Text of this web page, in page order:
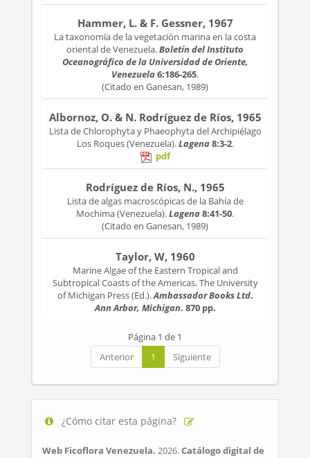
Hammer, L. & F. Gessner, 1967
La taxonomía de la vegetación marina en la costa
oriental de Venezuela.Boletín del Instituto
Oceanográfico de la Universidad de Oriente,
Venezuela6:186-265.
(Citado en Ganesan, 1989)
Albornoz, O. & N. Rodríguez de Ríos, 1965
Lista de Chlorophyta y Phaeophyta del Archipiélago
Los Roques (Venezuela).Lagena8:3-2.
pdf
Rodríguez de Ríos, N., 1965
Lista de algas macroscópicas de la Bahía de
Mochima (Venezuela).Lagena8:41-50.
(Citado en Ganesan, 1989)
Taylor, W, 1960
Marine Algae of the Eastern Tropical and
Subtropical Coasts of the Americas. The University
of Michigan Press (Ed.).Ambassador Books Ltd.
Ann Arbor, Michigan. 870 pp.
Página 1 de 1
Anterior
1 Siguiente
¿Cómo citar esta página?
Web Ficoflora Venezuela. 2026.Catálogo digital de